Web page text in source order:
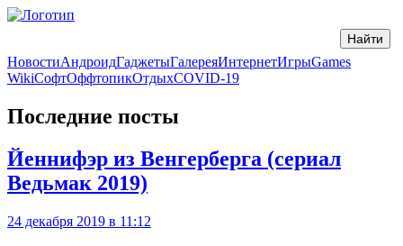
НовостиАндроидГаджетыГалереяИнтернетИгрыGames
WikiСофтОффтопикОтдыхCOVID-19
Последние посты
Йеннифэр из Венгерберга (сериал
Ведьмак 2019)
24 декабря 2019 в 11:12